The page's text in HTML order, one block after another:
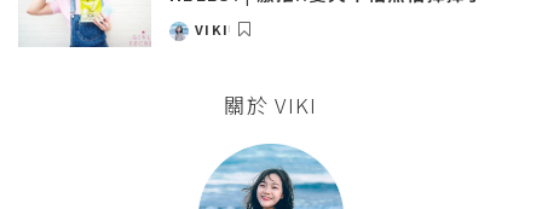
POSTED
VIKI
關於 VIKI